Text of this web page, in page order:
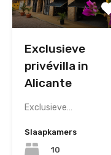
Exclusieve
privévilla in
Alicante
Exclusieve…
Slaapkamers
10